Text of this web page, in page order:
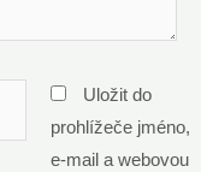
Uložit do
prohlížeče jméno,
e-mail a webovou